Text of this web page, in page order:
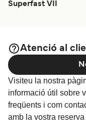
Superfast VII
Atenció al
Visiteu la nostra
informació útil sobre
freqüents i com
amb la vostra reserva